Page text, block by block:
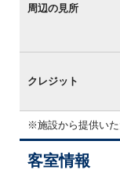
周辺の見所
クレジット
※施設から提供いた
客室情報